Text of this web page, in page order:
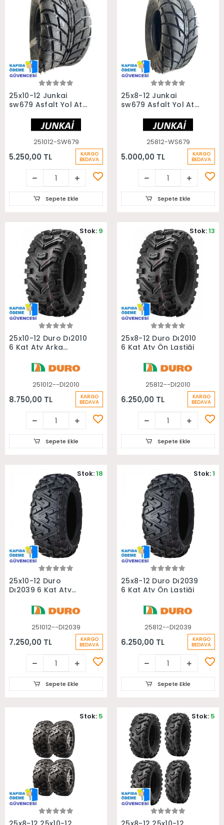
Sepete Ekle
25x10-12 Junkai
sw679 Asfalt Yol Atv
251012-SW679
5.250,00 TL KARGO
BEDAVA
Sepete Ekle
Sepete Ekle
25x8-12 Junkai
sw679 Asfalt Yol Atv
25812-WS679
5.000,00 TL KARGO
BEDAVA
Sepete Ekle
Sepete Ekle
25x10-12 Duro Dı2010
6 Kat Atv Arka
251012--DI2010
8.750,00 TL KARGO
BEDAVA
Stok: 9
Sepete Ekle
Sepete Ekle
25x8-12 Duro Dı2010
6 Kat Atv Ön Lastiği
25812--DI2010
6.250,00 TL KARGO
BEDAVA
Stok:13
Sepete Ekle
Sepete Ekle
25x10-12 Duro
Dı2039 6 Kat Atv
251012--DI2039
7.250,00 TL KARGO
BEDAVA
Stok:18
Sepete Ekle
Sepete Ekle
25x8-12 Duro Dı2039
6 Kat Atv Ön Lastiği
25812--DI2039
6.250,00 TL KARGO
BEDAVA
Stok:1
Sepete Ekle
Sepete Ekle
Stok: 5
Sepete Ekle
Stok: 5